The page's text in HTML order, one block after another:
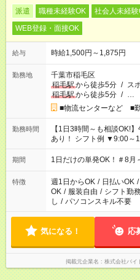
派遣 職種未経験OK 社会人未経験
WEB登録・面接OK
給与 時給1,500円～1,875円
勤務地
千葉市稲毛区
稲毛駅から徒歩5分 / ス
稲毛駅から徒歩5分 / …
■物流センターなど ■
勤務時間
【1日3時間～も相談OK!
あり！ シフト例 ▼9:00
▼18:00～21:00
期間 1日だけの単発OK！＃8
特徴 週1日からOK / 日払いOK /
OK / 服装自由 / シフト勤務
し / パソコンスキル不要
気になる！ 応
掲載元企業名 株式会社バイ